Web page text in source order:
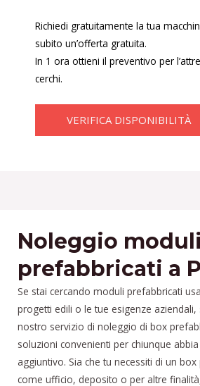
Richiedi gratuitamente la tua
subito un’offerta gratuita.
In 1 ora ottieni il preventivo per
cerchi.
VERIFICA DISPONIBILITÀ
Noleggio moduli
prefabbricati a
Se stai cercando moduli prefabbricati
progetti edili o le tue esigenze
nostro servizio di noleggio di box
soluzioni convenienti per chiunque
aggiuntivo. Sia che tu necessiti di un
come ufficio, deposito o per altre